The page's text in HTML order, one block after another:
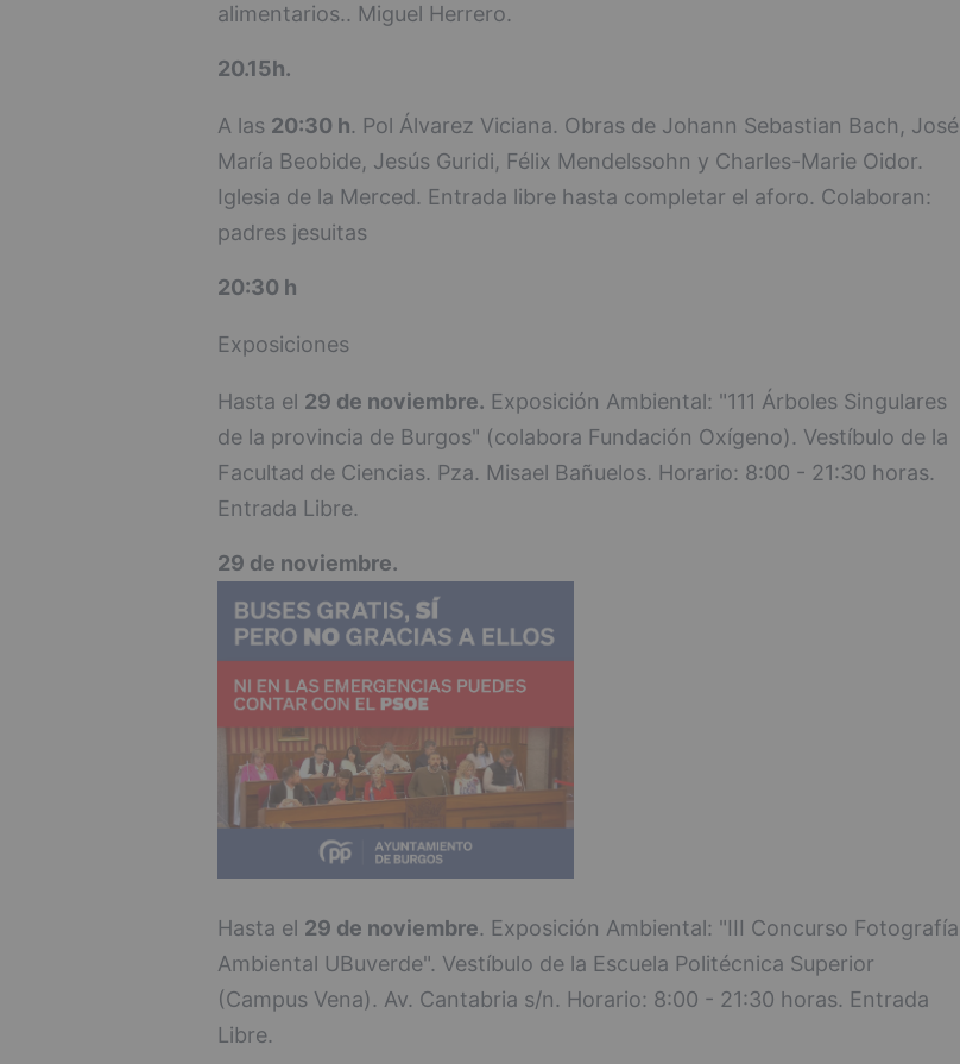
alimentarios.. Miguel Herrero.
20.15h.
A las 20:30 h. Pol Álvarez Viciana. Obras de Johann Sebastian Bach, José
María Beobide, Jesús Guridi, Félix Mendelssohn y Charles-Marie Oidor.
Iglesia de la Merced. Entrada libre hasta completar el aforo. Colaboran:
padres jesuitas
20:30 h
Exposiciones
Hasta el 29 de noviembre. Exposición Ambiental: "111 Árboles Singulares
de la provincia de Burgos" (colabora Fundación Oxígeno). Vestíbulo de la
Facultad de Ciencias. Pza. Misael Bañuelos. Horario: 8:00 - 21:30 horas.
Entrada Libre.
29 de noviembre.
Hasta el 29 de noviembre. Exposición Ambiental: "III Concurso Fotografía
Ambiental UBuverde". Vestíbulo de la Escuela Politécnica Superior
(Campus Vena). Av. Cantabria s/n. Horario: 8:00 - 21:30 horas. Entrada
Libre.